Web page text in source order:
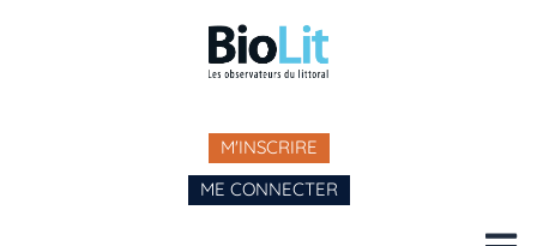
M'INSCRIRE
ME CONNECTER